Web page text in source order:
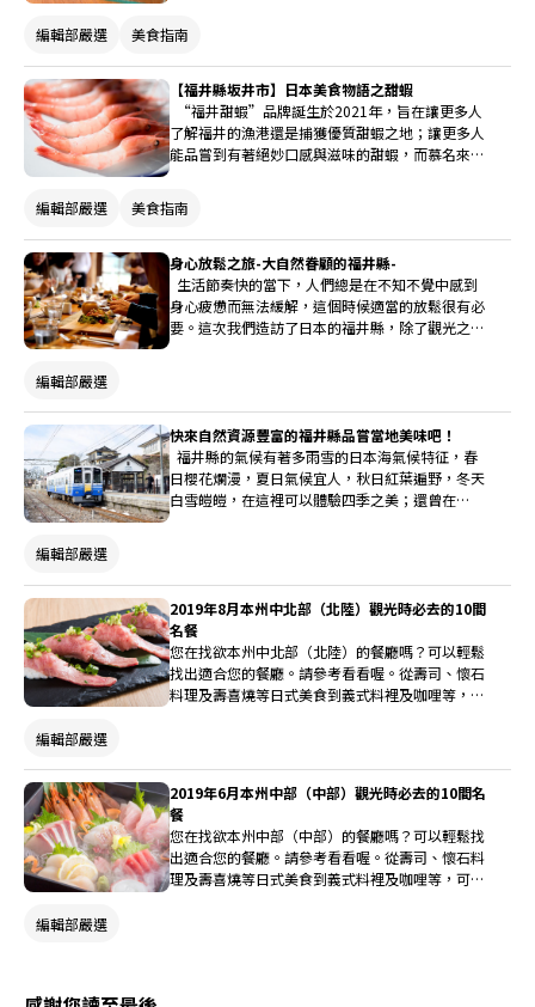
編輯部嚴選 美食指南
【福井縣坂井市】日本美食物語之甜蝦
“福井甜蝦”品牌誕生於2021年，旨在讓更多人
了解福井的漁港還是捕獲優質甜蝦之地；讓更多人
能品嘗到有著絕妙口感與滋味的甜蝦，而慕名來到
編輯部嚴選 美食指南
身心放鬆之旅-大自然眷顧的福井縣-
生活節奏快的當下，人們總是在不知不覺中感到
身心疲憊而無法緩解，這個時候適當的放鬆很有必
要。這次我們造訪了日本的福井縣，除了觀光之
行吧！
編輯部嚴選
快來自然資源豐富的福井縣品嘗當地美味吧！
福井縣的氣候有著多雨雪的日本海氣候特征，春
日櫻花爛漫，夏日氣候宜人，秋日紅葉遍野，冬天
白雪皚皚，在這裡可以體驗四季之美；還曾在
編輯部嚴選
2019年8月本州中北部（北陸）觀光時必去的10間
名餐
您在找欲本州中北部（北陸）的餐廳嗎？可以輕鬆
找出適合您的餐廳。請參考看看喔。從壽司、懷石
料理及壽喜燒等日式美食到義式料裡及咖哩等，可
編輯部嚴選
2019年6月本州中部（中部）觀光時必去的10間名
餐
您在找欲本州中部（中部）的餐廳嗎？可以輕鬆找
出適合您的餐廳。請參考看看喔。從壽司、懷石料
理及壽喜燒等日式美食到義式料裡及咖哩等，可以
編輯部嚴選